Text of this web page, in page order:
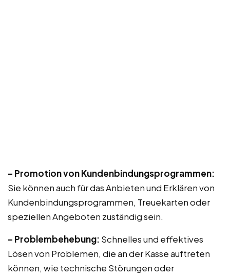
– Promotion von Kundenbindungsprogrammen:
Sie können auch für das Anbieten und Erklären von
Kundenbindungsprogrammen, Treuekarten oder
speziellen Angeboten zuständig sein.
– Problembehebung: Schnelles und effektives
Lösen von Problemen, die an der Kasse auftreten
können, wie technische Störungen oder